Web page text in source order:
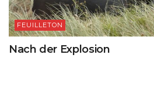
FEUILLETON
Nach der Explosion